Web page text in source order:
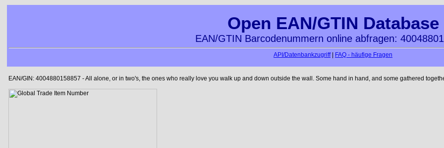
Open EAN/GTIN Database
EAN/GTIN Barcodenummern online abfragen:
API/Datenbankzugriff| FAQ - häufige Fragen
EAN/GIN: 4004880158857 - All alone, or in two's, the ones who really love you walk up and down outside the wall. Some hand in hand, and some gathered